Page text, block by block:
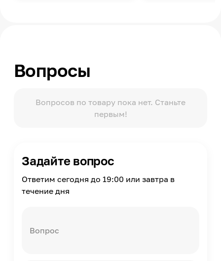
Поверхность применения
Стена
Вопросы
Вопросов по товару пока нет. Станьте
первым!
Задайте вопрос
Ответим сегодня до 19:00 или завтра в
течение дня
Вопрос